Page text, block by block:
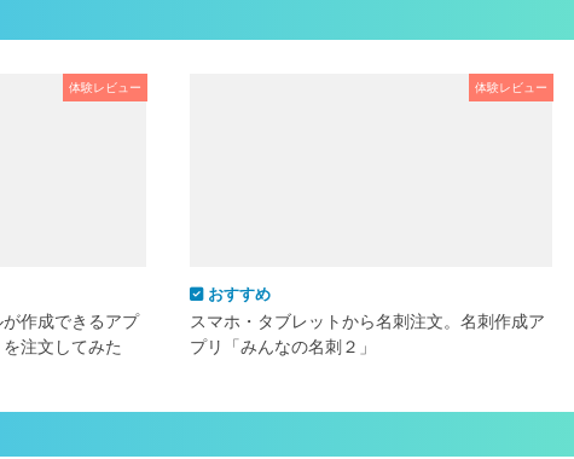
体験レビュー
作成できるアプ
注文してみた
体験レビュー
おすすめ
スマホ・タブレットから名刺注文。名刺作成ア
プリ「みんなの名刺２」